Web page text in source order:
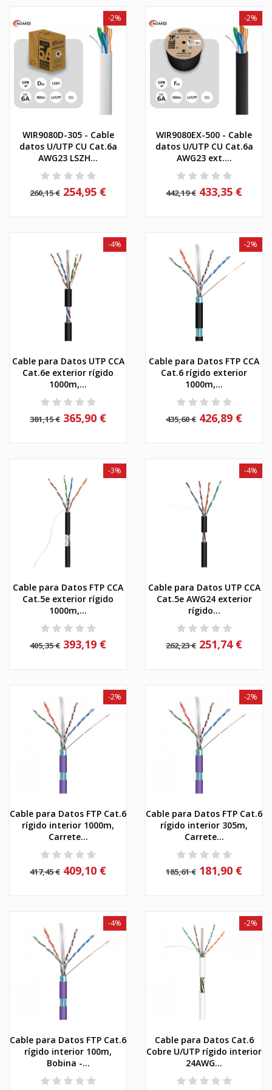
WIR9080D-305 - Cable
datos U/UTP CU Cat.6a
AWG23 LSZH...
260,15 €
-2%
254,95 €
WIR9080EX-500 - Cable
datos U/UTP CU Cat.6a
AWG23 ext....
442,19 €
-2%
433,35 €
Cable para Datos UTP CCA
Cat.6e exterior rígido
1000m,...
381,15 €
-4%
365,90 €
Cable para Datos FTP CCA
Cat.6 rígido exterior
1000m,...
435,60 €
-2%
426,89 €
Cable para Datos FTP CCA
Cat.5e exterior rígido
1000m,...
405,35 €
-3%
393,19 €
Cable para Datos UTP CCA
Cat.5e AWG24 exterior
rígido...
262,23 €
-4%
251,74 €
Cable para Datos FTP Cat.6
rígido interior 1000m,
Carrete...
417,45 €
-2%
409,10 €
Cable para Datos FTP Cat.6
rígido interior 305m,
Carrete...
185,61 €
-2%
181,90 €
Cable para Datos FTP Cat.6
rígido interior 100m,
Bobina -...
-4%
Cable para Datos Cat.6
Cobre U/UTP rígido interior
24AWG...
-2%